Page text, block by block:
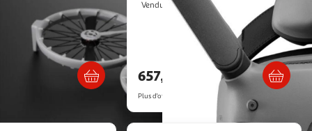
ou retrait dès 3/4 jours
de
Vendu par Boulanger
Livr. ou retrait dès 3/4 jours
657,90€
Plus d'offres à partir de 739.36€